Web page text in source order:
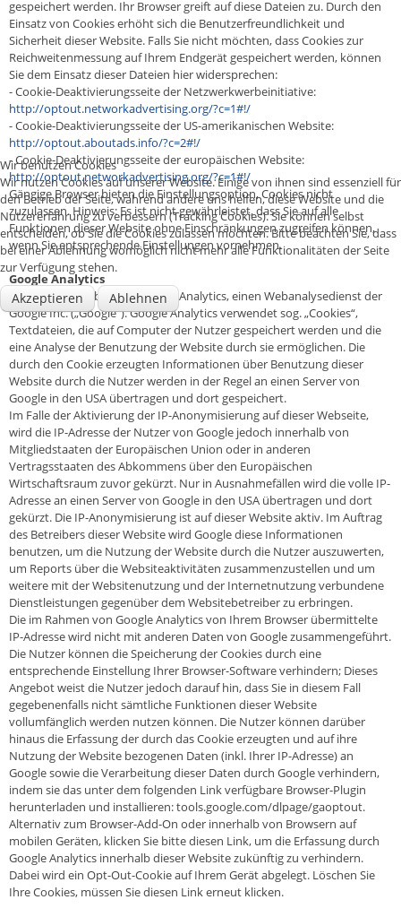
gespeichert werden. Ihr Browser greift auf diese Dateien zu. Durch den
Einsatz von Cookies erhöht sich die Benutzerfreundlichkeit und
Sicherheit dieser Website. Falls Sie nicht möchten, dass Cookies zur
Reichweitenmessung auf Ihrem Endgerät gespeichert werden, können
Sie dem Einsatz dieser Dateien hier widersprechen:
- Cookie-Deaktivierungsseite der Netzwerkwerbeinitiative:
http://optout.networkadvertising.org/?c=1#!/
- Cookie-Deaktivierungsseite der US-amerikanischen Website:
http://optout.aboutads.info/?c=2#!/
- Cookie-Deaktivierungsseite der europäischen Website:
http://optout.networkadvertising.org/?c=1#!/
Gängige Browser bieten die Einstellungsoption, Cookies nicht
zuzulassen. Hinweis: Es ist nicht gewährleistet, dass Sie auf alle
Funktionen dieser Website ohne Einschränkungen zugreifen können,
wenn Sie entsprechende Einstellungen vornehmen.
Google Analytics
Dieses Angebot benutzt Google Analytics, einen Webanalysedienst der
Google Inc. („Google“). Google Analytics verwendet sog. „Cookies“,
Textdateien, die auf Computer der Nutzer gespeichert werden und die
eine Analyse der Benutzung der Website durch sie ermöglichen. Die
durch den Cookie erzeugten Informationen über Benutzung dieser
Website durch die Nutzer werden in der Regel an einen Server von
Google in den USA übertragen und dort gespeichert.
Im Falle der Aktivierung der IP-Anonymisierung auf dieser Webseite,
wird die IP-Adresse der Nutzer von Google jedoch innerhalb von
Mitgliedstaaten der Europäischen Union oder in anderen
Vertragsstaaten des Abkommens über den Europäischen
Wirtschaftsraum zuvor gekürzt. Nur in Ausnahmefällen wird die volle IP-
Adresse an einen Server von Google in den USA übertragen und dort
gekürzt. Die IP-Anonymisierung ist auf dieser Website aktiv. Im Auftrag
des Betreibers dieser Website wird Google diese Informationen
benutzen, um die Nutzung der Website durch die Nutzer auszuwerten,
um Reports über die Websiteaktivitäten zusammenzustellen und um
weitere mit der Websitenutzung und der Internetnutzung verbundene
Dienstleistungen gegenüber dem Websitebetreiber zu erbringen.
Die im Rahmen von Google Analytics von Ihrem Browser übermittelte
IP-Adresse wird nicht mit anderen Daten von Google zusammengeführt.
Die Nutzer können die Speicherung der Cookies durch eine
entsprechende Einstellung Ihrer Browser-Software verhindern; Dieses
Angebot weist die Nutzer jedoch darauf hin, dass Sie in diesem Fall
gegebenenfalls nicht sämtliche Funktionen dieser Website
vollumfänglich werden nutzen können. Die Nutzer können darüber
hinaus die Erfassung der durch das Cookie erzeugten und auf ihre
Nutzung der Website bezogenen Daten (inkl. Ihrer IP-Adresse) an
Google sowie die Verarbeitung dieser Daten durch Google verhindern,
indem sie das unter dem folgenden Link verfügbare Browser-Plugin
herunterladen und installieren: tools.google.com/dlpage/gaoptout.
Alternativ zum Browser-Add-On oder innerhalb von Browsern auf
mobilen Geräten, klicken Sie bitte diesen Link, um die Erfassung durch
Google Analytics innerhalb dieser Website zukünftig zu verhindern.
Dabei wird ein Opt-Out-Cookie auf Ihrem Gerät abgelegt. Löschen Sie
Ihre Cookies, müssen Sie diesen Link erneut klicken.
Wir benutzen Cookies
Wir nutzen Cookies auf unserer Website. Einige von ihnen sind essenziell für
den Betrieb der Seite, während andere uns helfen, diese Website und die
Nutzererfahrung zu verbessern (Tracking Cookies). Sie können selbst
entscheiden, ob Sie die Cookies zulassen möchten. Bitte beachten Sie, dass
bei einer Ablehnung womöglich nicht mehr alle Funktionalitäten der Seite
zur Verfügung stehen.
Akzeptieren Ablehnen